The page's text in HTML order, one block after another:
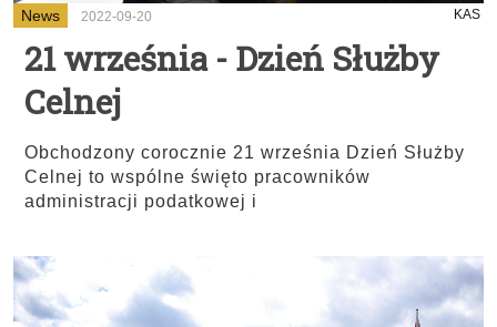
News 2022-09-20 KAS
21 września - Dzień Służby
Celnej
Obchodzony corocznie 21 września Dzień Służby
Celnej to wspólne święto pracowników
administracji podatkowej i